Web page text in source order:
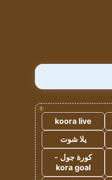
!
koora live
يلا شوت
كورة جول -
kora goal